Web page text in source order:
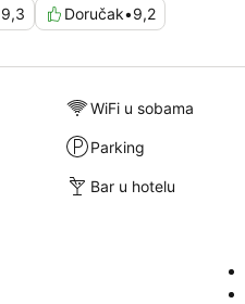
9,3 Doručak•9,2
WiFi u sobama
Parking
Bar u hotelu